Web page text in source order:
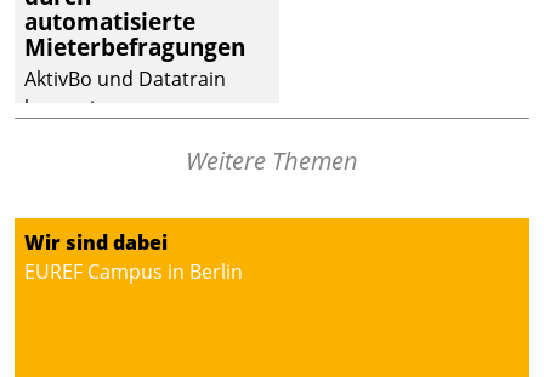
– und beschleunigt damit
den Weg vom
Mieteranliegen zum
Dienstleisterauftrag.
automatisierte
Mieterbefragungen
AktivBo und Datatrain
kooperieren –
profitieren: Die nahtlose
von AktivBo und
Datatrain ermöglicht
automatisiert ausgelöste,
Weitere Themen
Wir sind dabei
EUREF Campus in Berlin